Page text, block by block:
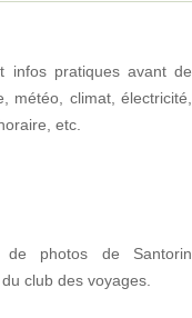
infos pratiques avant de
météo, climat, électricité,
etc.
de photos de Santorin
club des voyages.